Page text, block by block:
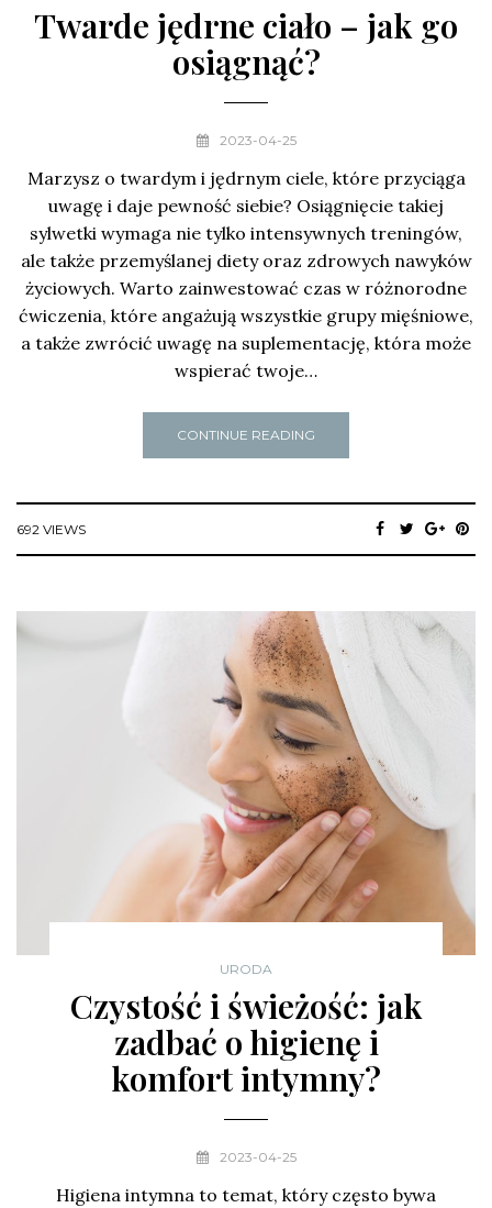
Twarde jędrne ciało – jak go
osiągnąć?
2023-04-25
Marzysz o twardym i jędrnym ciele, które przyciąga
uwagę i daje pewność siebie? Osiągnięcie takiej
sylwetki wymaga nie tylko intensywnych treningów,
ale także przemyślanej diety oraz zdrowych nawyków
życiowych. Warto zainwestować czas w różnorodne
ćwiczenia, które angażują wszystkie grupy mięśniowe,
a także zwrócić uwagę na suplementację, która może
wspierać twoje…
CONTINUE READING
692 VIEWS
URODA
Czystość i świeżość: jak
zadbać o higienę i
komfort intymny?
2023-04-25
Higiena intymna to temat, który często bywa